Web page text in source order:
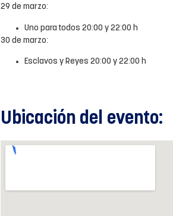
29 de marzo:
Uno para todos 20:00 y 22:00 h
30 de marzo:
Esclavos y Reyes 20:00 y 22:00 h
Ubicación del evento: